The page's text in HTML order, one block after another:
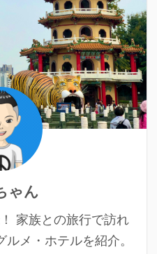
ゃん
家族との旅行で訪れ
メ・ホテルを紹介。